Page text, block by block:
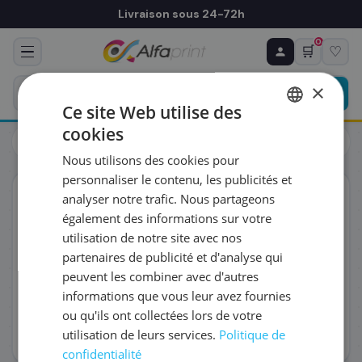
Livraison sous 24-72h
🛒
0
♡
Toutes les imprimantes
♻ COMMANDE RÉCURRENTE
Prévoyez & économisez
Programmez votre prochain achat — notre équipe
vous prépare un devis personnalisé
RÉFÉRENCE DU PRODUIT
FRÉQUENCE
QUANTITÉ PAR LIVRAISON
DATE DE PREMIÈRE LIVRAISON SOUHAITÉE
×
Ce site Web utilise des
cookies
Nous utilisons des cookies pour
personnaliser le contenu, les publicités et
analyser notre trafic. Nous partageons
également des informations sur votre
utilisation de notre site avec nos
partenaires de publicité et d'analyse qui
peuvent les combiner avec d'autres
informations que vous leur avez fournies
ou qu'ils ont collectées lors de votre
utilisation de leurs services. Politique de
confidentialité